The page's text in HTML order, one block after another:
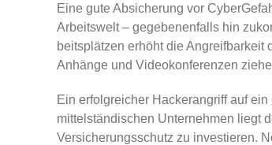
Eine gute Absicherung vor
Arbeitswelt – gegebenenfalls hin­
beitsplätzen erhöht die
Anhänge und Videokonferenzen
Ein erfolgreicher Hackerangriff auf
mittelständischen Unternehmen liegt
Versicherungsschutz zu investieren.